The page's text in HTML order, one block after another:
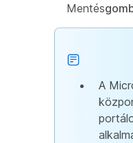
Mentés
A